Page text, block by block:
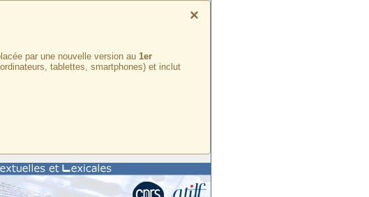
×
par une nouvelle version au 1er
tablettes, smartphones) et inclut